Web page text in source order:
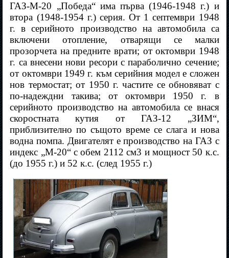
ГАЗ-М-20 „Победа“ има първа (1946-1948 г.) и
втора (1948-1954 г.) серия. От 1 септември 1948
г. в серийното производство на автомобила са
включени отопление, отварящи се малки
прозорчета на предните врати; от октомври 1948
г. са внесени нови ресори с параболично сечение;
от октомври 1949 г. към серийния модел е сложен
нов термостат; от 1950 г. частите се обновяват с
по-надеждни такива; от октомври 1950 г. в
серийното производство на автомобила се внася
скоростната кутия от ГАЗ-12 „ЗИМ“,
приблизително по същото време се слага и нова
водна помпа. Двигателят е производство на ГАЗ с
индекс „М-20“ с обем 2112 см3 и мощност 50 к.с.
(до 1955 г.) и 52 к.с. (след 1955 г.)